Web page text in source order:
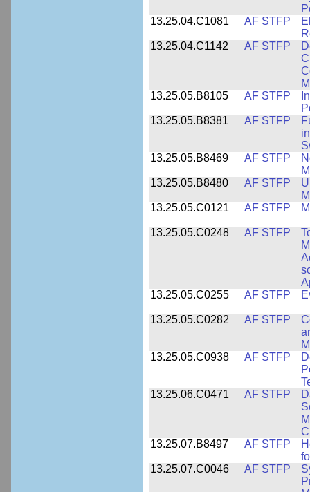
13.25.04.C1081
AF STFP
13.25.04.C1142
AF STFP
13.25.05.B8105
AF STFP
13.25.05.B8381
AF STFP
13.25.05.B8469
AF STFP
13.25.05.B8480
AF STFP
13.25.05.C0121
AF STFP
13.25.05.C0248 AF STFP
13.25.05.C0255
AF STFP
13.25.05.C0282 AF STFP
13.25.05.C0938
AF STFP
13.25.06.C0471
AF STFP
13.25.07.B8497
AF STFP
13.25.07.C0046
AF STFP